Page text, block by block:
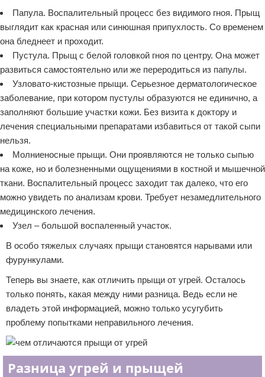
Папула. Воспалительный процесс без видимого гноя. Прыщ
выглядит как красная или синюшная припухлость. Со временем
она бледнеет и проходит.
Пустула. Прыщ с белой головкой гноя по центру. Она может
развиться самостоятельно или же переродиться из папулы.
Узловато-кистозные прыщи. Серьезное дерматологическое
заболевание, при котором пустулы образуются не единично, а
заполняют большие участки кожи. Без визита к доктору и
лечения специальными препаратами избавиться от такой сыпи
нельзя.
Молниеносные прыщи. Они проявляются не только сыпью
на коже, но и болезненными ощущениями в костной и мышечной
ткани. Воспалительный процесс заходит так далеко, что его
можно увидеть по анализам крови. Требует незамедлительного
медицинского лечения.
Узел – большой воспаленный участок.
В особо тяжелых случаях прыщи становятся нарывами или
фурункулами.
Теперь вы знаете, как отличить прыщи от угрей. Осталось
только понять, какая между ними разница. Ведь если не
владеть этой информацией, можно только усугубить
проблему попытками неправильного лечения.
Разница угрей и прыщей